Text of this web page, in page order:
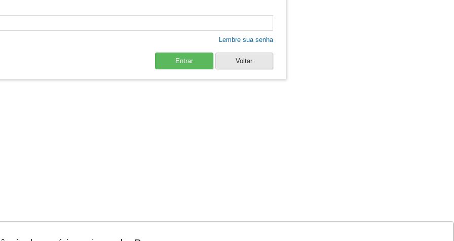
Lembre sua senha
Entrar Voltar